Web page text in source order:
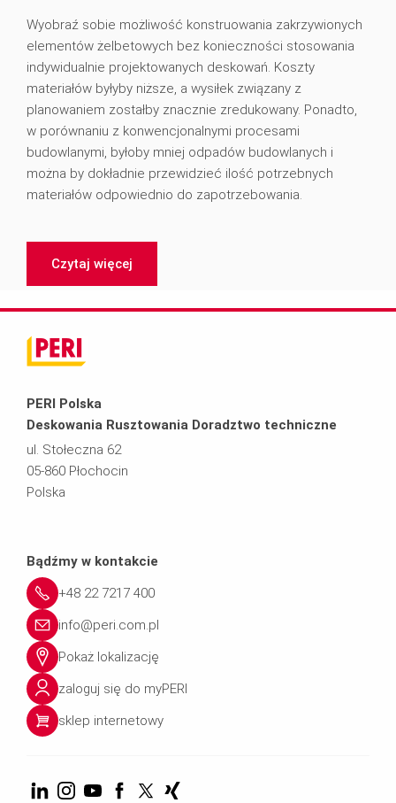
Wyobraź sobie możliwość konstruowania zakrzywionych
elementów żelbetowych bez konieczności stosowania
indywidualnie projektowanych deskowań. Koszty
materiałów byłyby niższe, a wysiłek związany z
planowaniem zostałby znacznie zredukowany. Ponadto,
w porównaniu z konwencjonalnymi procesami
budowlanymi, byłoby mniej odpadów budowlanych i
można by dokładnie przewidzieć ilość potrzebnych
materiałów odpowiednio do zapotrzebowania.
Czytaj więcej
PERI Polska
Deskowania Rusztowania Doradztwo techniczne
ul. Stołeczna 62
05-860 Płochocin
Polska
Bądźmy w kontakcie
+48 22 7217 400
info@peri.com.pl
Pokaż lokalizację
zaloguj się do myPERI
sklep internetowy